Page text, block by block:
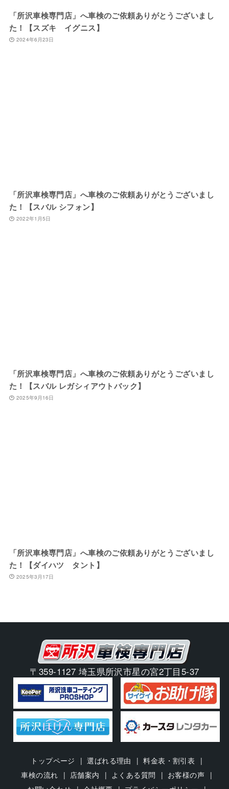
「所沢車検専門店」へ車検のご依頼ありがとうございまし
た！【スズキ イグニス】
2024年6月23日
「所沢車検専門店」へ車検のご依頼ありがとうございまし
た！【スバル シフォン】
2022年1月5日
「所沢車検専門店」へ車検のご依頼ありがとうございまし
た！【スバル レガシィアウトバック】
2025年9月16日
「所沢車検専門店」へ車検のご依頼ありがとうございまし
た！【ダイハツ タント】
2025年3月17日
〒359-1127 埼玉県所沢市星の宮2丁目5-37
トップページ 選ばれる理由
料金表・割引表
車検の流れ
店舗案内 よくある質問
お客様の声